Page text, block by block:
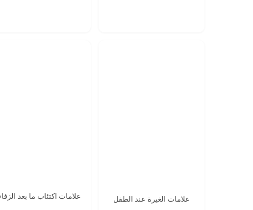
علامات الغيرة عند الطفل علامات اكتئاب ما بعد